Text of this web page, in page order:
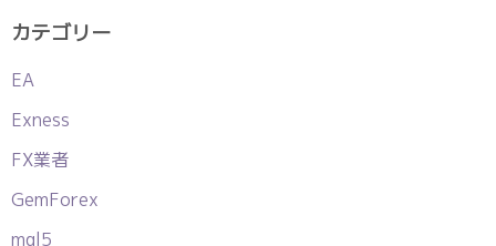
カテゴリー
EA
Exness
FX業者
GemForex
mql5